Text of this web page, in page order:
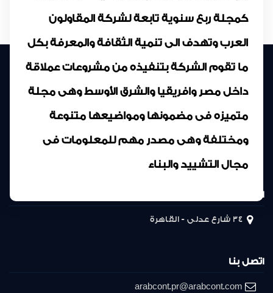
كمجلة ربع سنوية تابعة لشركة المقاولون
العرب وتهدف الى تنمية الثقافة والمعرفة بكل
ما تقوم الشركة بتنفيذه من مشروعات عملاقة
داخل مصر وافريقيا والشرق الأوسط وهى مجلة
متميزه فى مضمونها ومواضيعها متنوعة
ومختلفة وهى مصدر مهم للمعلومات فى
مجال التشييد والبناء
34 شارع عدلى - القاهرة
اتصل بنا
arabcont.pr@arabcont.com